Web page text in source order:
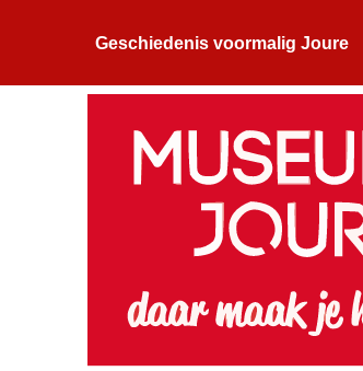
Geschiedenis voormalig Joure